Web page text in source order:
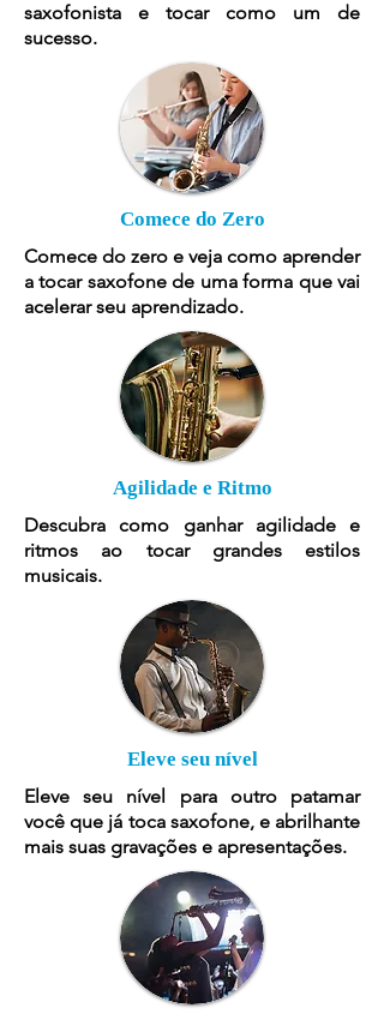
saxofonista e tocar como um de
sucesso.
Comece do Zero
Comece do zero e veja como aprender
a tocar saxofone de uma forma que vai
acelerar seu aprendizado.
Agilidade e Ritmo
Descubra como ganhar agilidade e
ritmos ao tocar grandes estilos
musicais.
Eleve seu nível
Eleve seu nível para outro patamar
você que já toca saxofone, e abrilhante
mais suas gravações e apresentações.